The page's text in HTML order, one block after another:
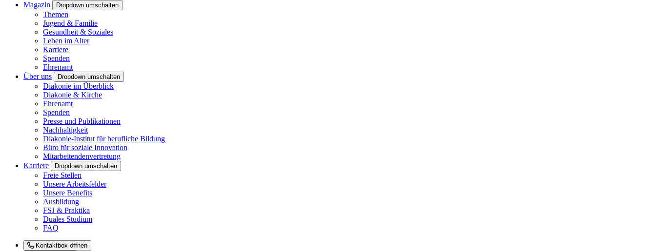
Magazin
Dropdown umschalten
Themen
Jugend & Familie
Gesundheit & Soziales
Leben im Alter
Karriere
Spenden
Ehrenamt
Über uns
Dropdown umschalten
Diakonie im Überblick
Diakonie & Kirche
Ehrenamt
Spenden
Presse und Publikationen
Nachhaltigkeit
Diakonie-Institut für berufliche Bildung
Büro für soziale Innovation
Mitarbeitendenvertretung
Karriere
Dropdown umschalten
Freie Stellen
Unsere Arbeitsfelder
Unsere Benefits
Ausbildung
FSJ & Praktika
Duales Studium
FAQ
Kontaktbox öffnen